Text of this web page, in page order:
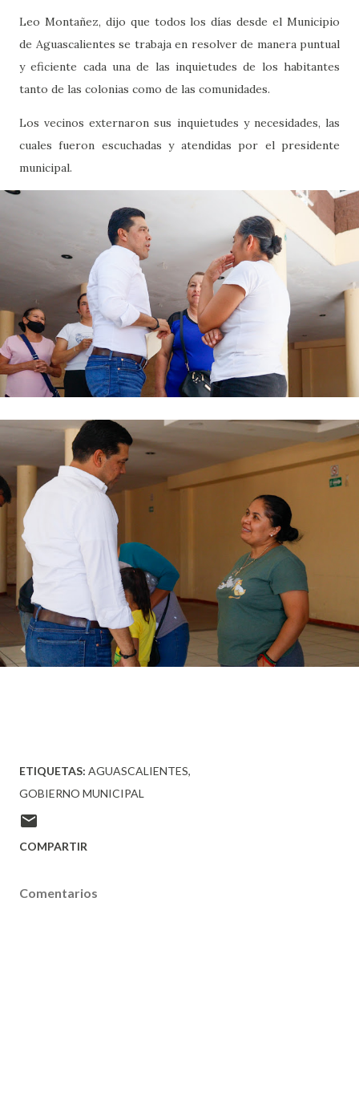
Leo Montañez, dijo que todos los días desde el Municipio
de Aguascalientes se trabaja en resolver de manera puntual
y eficiente cada una de las inquietudes de los habitantes
tanto de las colonias como de las comunidades.
Los vecinos externaron sus inquietudes y necesidades, las
cuales fueron escuchadas y atendidas por el presidente
municipal.
ETIQUETAS: AGUASCALIENTES
GOBIERNO MUNICIPAL
COMPARTIR
Comentarios